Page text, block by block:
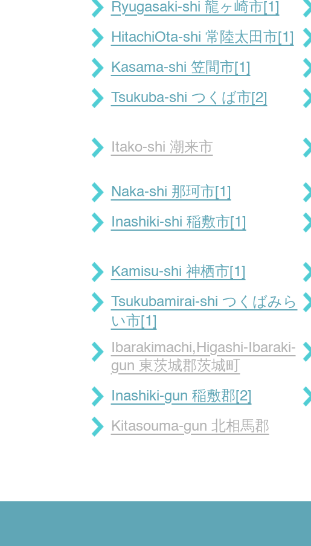
Ryugasaki-shi 龍ヶ崎市[1]
HitachiOta-shi 常陸太田市[1]
Kasama-shi 笠間市[1]
Tsukuba-shi つくば市[2]
Itako-shi 潮来市
Naka-shi 那珂市[1]
Inashiki-shi 稲敷市[1]
Kamisu-shi 神栖市[1]
Tsukubamirai-shi つくばみら
い市[1]
Ibarakimachi,Higashi-Ibaraki-
gun 東茨城郡茨城町
Inashiki-gun 稲敷郡[2]
Kitasouma-gun 北相馬郡